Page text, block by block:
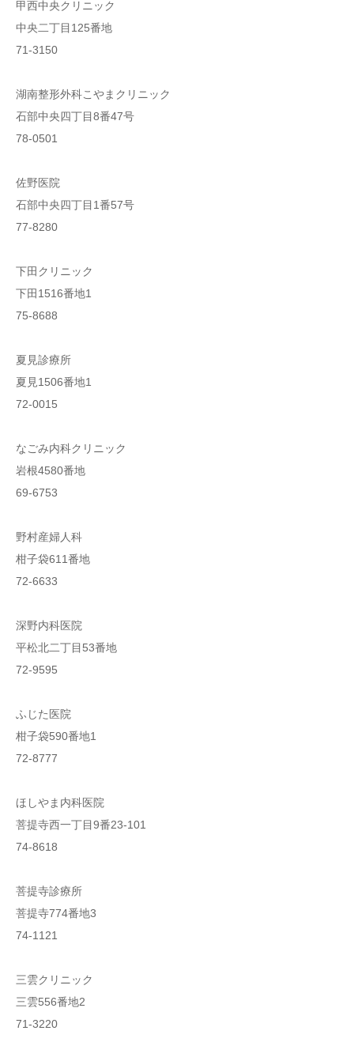
甲西中央クリニック
中央二丁目125番地
71-3150
湖南整形外科こやまクリニック
石部中央四丁目8番47号
78-0501
佐野医院
石部中央四丁目1番57号
77-8280
下田クリニック
下田1516番地1
75-8688
夏見診療所
夏見1506番地1
72-0015
なごみ内科クリニック
岩根4580番地
69-6753
野村産婦人科
柑子袋611番地
72-6633
深野内科医院
平松北二丁目53番地
72-9595
ふじた医院
柑子袋590番地1
72-8777
ほしやま内科医院
菩提寺西一丁目9番23-101
74-8618
菩提寺診療所
菩提寺774番地3
74-1121
三雲クリニック
三雲556番地2
71-3220